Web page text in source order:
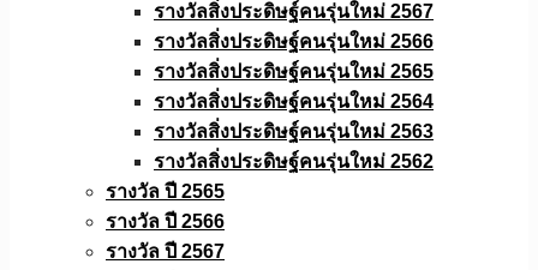
รางวัลสิ่งประดิษฐ์คนรุ่นใหม่ 2567
รางวัลสิ่งประดิษฐ์คนรุ่นใหม่ 2566
รางวัลสิ่งประดิษฐ์คนรุ่นใหม่ 2565
รางวัลสิ่งประดิษฐ์คนรุ่นใหม่ 2564
รางวัลสิ่งประดิษฐ์คนรุ่นใหม่ 2563
รางวัลสิ่งประดิษฐ์คนรุ่นใหม่ 2562
รางวัล ปี 2565
รางวัล ปี 2566
รางวัล ปี 2567